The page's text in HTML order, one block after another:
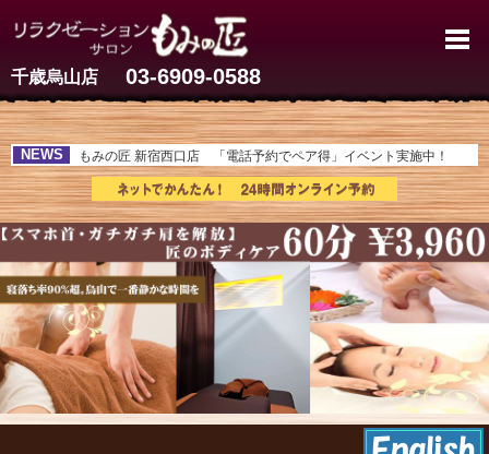
千歳烏山店 03-6909-0588
NEWS もみの匠 新宿西口店 「電話予約でペア得」イベント実施中！